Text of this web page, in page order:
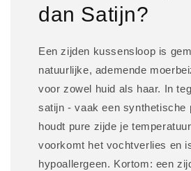
dan Satijn?
Een zijden kussensloop is
natuurlijke, ademende
voor zowel huid als haar. In
satijn - vaak een synthetische
houdt pure zijde je
voorkomt het vochtverlies en
hypoallergeen. Kortom: een